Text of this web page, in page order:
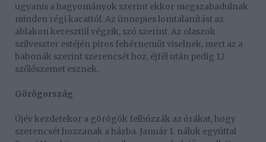
ugyanis a hagyományok szerint ekkor megszabadulnak
minden régi kacattól. Az ünnepies lomtalanítást az
ablakon keresztül végzik, szó szerint. Az olaszok
szilveszter estéjén piros fehérneműt viselnek, mert az a
babonák szerint szerencsét hoz, éjfél után pedig 12
szőlőszemet esznek.
Görögország
Újév kezdetekor a görögök felhúzzák az órákat, hogy
szerencsét hozzanak a házba. Január 1. náluk egyúttal